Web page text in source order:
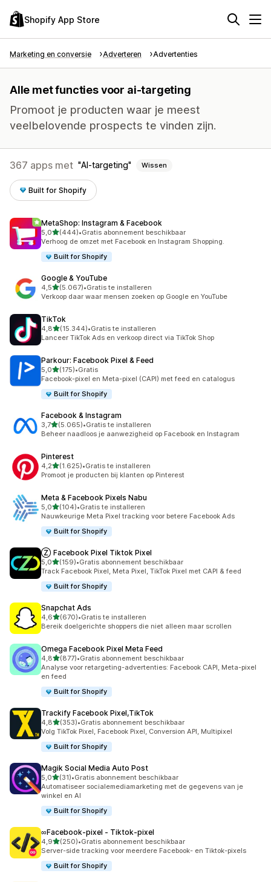
Shopify App Store
Marketing en conversie Adverteren Advertenties
Alle met functies voor ai-targeting
Promoot je producten waar je meest
veelbelovende prospects te vinden zijn.
367 apps met AI-targeting Wissen
Built for Shopify
MetaShop: Instagram & Facebook
5,0van 5 sterren
(444)
444 recensies in totaal
•Gratis abonnement beschikbaar
Verhoog de omzet met Facebook en Instagram Shopping.
Built for Shopify
Google & YouTube
4,5van 5 sterren
(5.067)
5067 recensies in totaal
•Gratis te installeren
Verkoop daar waar mensen zoeken op Google en YouTube
TikTok
4,8van 5 sterren
(15.344)
15344 recensies in totaal
•Gratis te installeren
Lanceer TikTok Ads en verkoop direct via TikTok Shop
Parkour: Facebook Pixel & Feed
5,0van 5 sterren
(175)
175 recensies in totaal
•Gratis
Facebook-pixel en Meta-pixel (CAPI) met feed en catalogus
Built for Shopify
Facebook & Instagram
3,7van 5 sterren
(5.065)
5065 recensies in totaal
•Gratis te installeren
Beheer naadloos je aanwezigheid op Facebook en Instagram
Pinterest
4,2van 5 sterren
(1.625)
1625 recensies in totaal
•Gratis te installeren
Promoot je producten bij klanten op Pinterest
Meta & Facebook Pixels Nabu
5,0van 5 sterren
(104)
104 recensies in totaal
•Gratis te installeren
Nauwkeurige Meta Pixel tracking voor betere Facebook Ads
Built for Shopify
Ⓩ Facebook Pixel Tiktok Pixel
5,0van 5 sterren
(159)
159 recensies in totaal
•Gratis abonnement beschikbaar
Track Facebook Pixel, Meta Pixel, TikTok Pixel met CAPI & feed
Built for Shopify
Snapchat Ads
4,6van 5 sterren
(670)
670 recensies in totaal
•Gratis te installeren
Bereik doelgerichte shoppers die niet alleen maar scrollen
Omega Facebook Pixel Meta Feed
4,8van 5 sterren
(877)
877 recensies in totaal
•Gratis abonnement beschikbaar
Analyse voor retargeting-advertenties: Facebook CAPI, Meta-pixel
en feed
Built for Shopify
Trackify Facebook Pixel,TikTok
4,8van 5 sterren
(353)
353 recensies in totaal
•Gratis abonnement beschikbaar
Volg TikTok Pixel, Facebook Pixel, Conversion API, Multipixel
Built for Shopify
Magik Social Media Auto Post
5,0van 5 sterren
(31)
31 recensies in totaal
•Gratis abonnement beschikbaar
Automatiseer socialemediamarketing met de gegevens van je
winkel en AI
Built for Shopify
∞Facebook‑pixel ‑ Tiktok‑pixel
4,9van 5 sterren
(250)
250 recensies in totaal
•Gratis abonnement beschikbaar
Server-side tracking voor meerdere Facebook- en Tiktok-pixels
Built for Shopify